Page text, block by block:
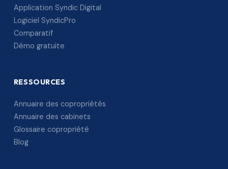
Application Syndic Digital
Logiciel SyndicPro
Comparatif
Démo gratuite
RESSOURCES
Annuaire des copropriétés
Annuaire des cabinets
Glossaire copropriété
Blog